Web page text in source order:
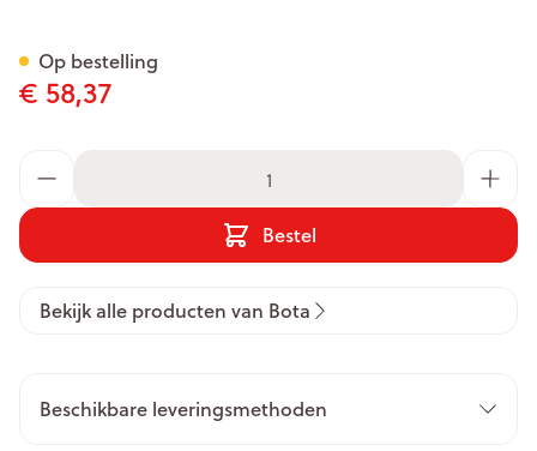
€ 58,37
Bestel
Op bestelling
Bekijk alle producten van Bota
Beschikbare leveringsmethoden